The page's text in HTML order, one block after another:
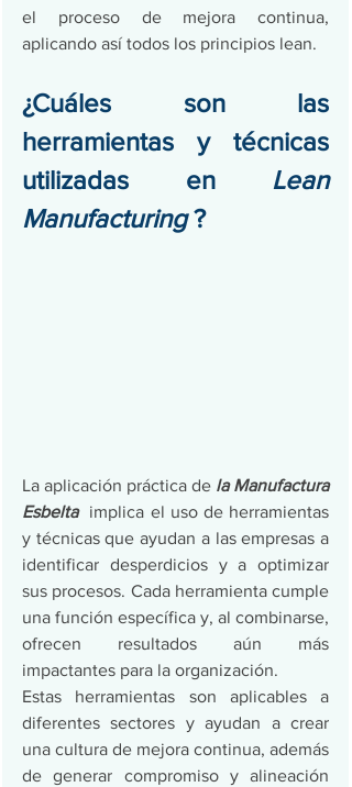
el proceso de mejora continua,
aplicando así todos los principios lean.
¿Cuáles son las
herramientas y técnicas
utilizadas en Lean
Manufacturing ?
La aplicación práctica de la Manufactura
Esbelta implica el uso de herramientas
y técnicas que ayudan a las empresas a
identificar desperdicios y a optimizar
sus procesos. Cada herramienta cumple
una función específica y, al combinarse,
ofrecen resultados aún más
impactantes para la organización.
Estas herramientas son aplicables a
diferentes sectores y ayudan a crear
una cultura de mejora continua, además
de generar compromiso y alineación